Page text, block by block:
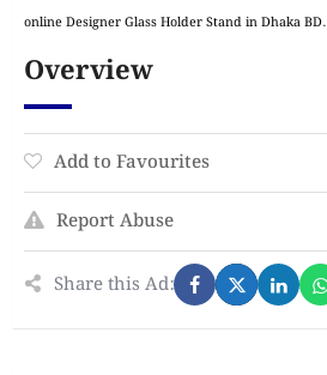
online Designer Glass Holder Stand in Dhaka BD.
Overview
Add to Favourites
Report Abuse
Share this Ad: